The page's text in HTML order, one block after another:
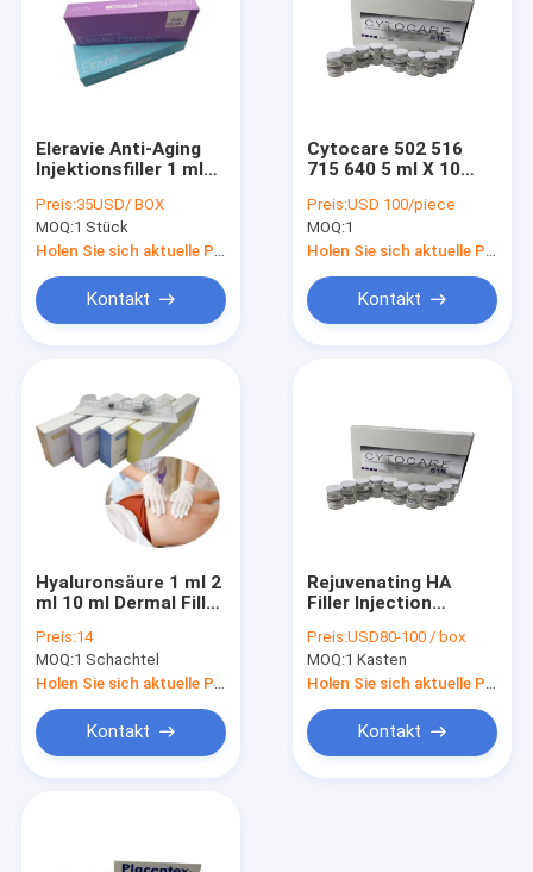
Eleravie Anti-Aging
Injektionsfiller 1 ml
tief
Preis:35USD/ BOX
MOQ:1 Stück
Kontakt
Cytocare 502 516
715 640 5 ml X 10
Serum Cytocare
Preis:USD 100/piece
MOQ:1
Kontakt
Hyaluronsäure 1 ml 2
ml 10 ml Dermal Filler
für
Gesichtsbrustvergrößerung
Preis:14
MOQ:1 Schachtel
Kontakt
Rejuvenating HA
Filler Injection
715 Verbesserung
des Hauttonus
Preis:USD80-100 / box
MOQ:1 Kasten
Kontakt